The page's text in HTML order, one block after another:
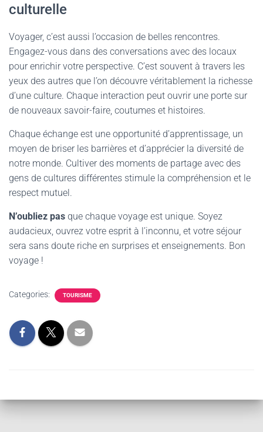
culturelle
Voyager, c’est aussi l’occasion de belles rencontres.
Engagez-vous dans des conversations avec des locaux
pour enrichir votre perspective. C’est souvent à travers les
yeux des autres que l’on découvre véritablement la richesse
d’une culture. Chaque interaction peut ouvrir une porte sur
de nouveaux savoir-faire, coutumes et histoires.
Chaque échange est une opportunité d’apprentissage, un
moyen de briser les barrières et d’apprécier la diversité de
notre monde. Cultiver des moments de partage avec des
gens de cultures différentes stimule la compréhension et le
respect mutuel.
N’oubliez pas que chaque voyage est unique. Soyez
audacieux, ouvrez votre esprit à l’inconnu, et votre séjour
sera sans doute riche en surprises et enseignements. Bon
voyage !
Categories: TOURISME